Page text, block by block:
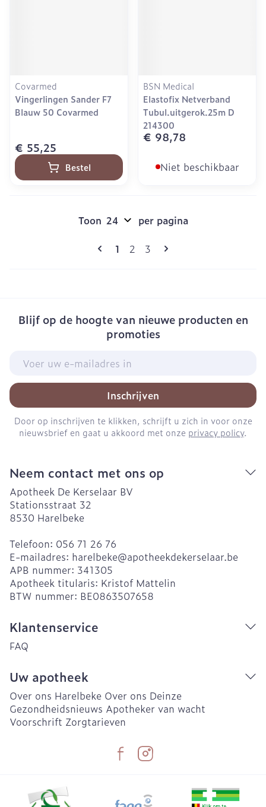
Covarmed
Vingerlingen Sander F7
Blauw 50 Covarmed
€ 55,25
Bestel
BSN Medical
Elastofix Netverband
Tubul.uitgerok.25m D
214300
€ 98,78
Niet beschikbaar
Pagina's
U lees momenteel pagina
1 Pagina
2 Pagina
3
Toon per pagina
Blijf op de hoogte van nieuwe producten en
promoties
Inschrijven
Door op inschrijven te klikken, schrijft u zich in voor onze
nieuwsbrief en gaat u akkoord met onze privacy policy.
Neem contact met ons op
Apotheek De Kerselaar BV
Stationsstraat 32
8530 Harelbeke
Telefoon: 056 71 26 76
E-mailadres: harelbeke@apotheekdekerselaar.be
APB nummer: 341305
Apotheek titularis: Kristof Mattelin
BTW nummer: BE0863507658
Klantenservice
FAQ
Uw apotheek
Over ons Harelbeke Over ons Deinze
Gezondheidsnieuws Apotheker van wacht
Voorschrift Zorgtarieven